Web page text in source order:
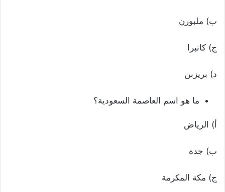
ب) ملبورن
ج) كانبرا
د) بريزبن
ما هو اسم العاصمة السعودية؟
أ) الرياض
ب) جدة
ج) مكة المكرمة